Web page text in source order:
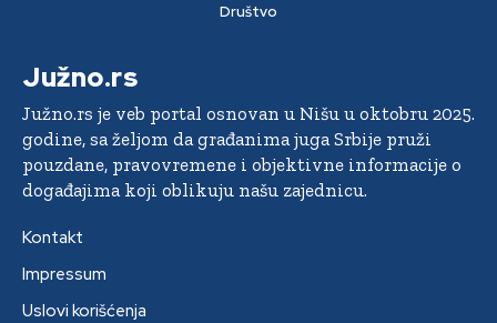
Društvo
Južno.rs
Južno.rs je veb portal osnovan u Nišu u oktobru 2025.
godine, sa željom da građanima juga Srbije pruži
pouzdane, pravovremene i objektivne informacije o
događajima koji oblikuju našu zajednicu.
Kontakt
Impressum
Uslovi korišćenja